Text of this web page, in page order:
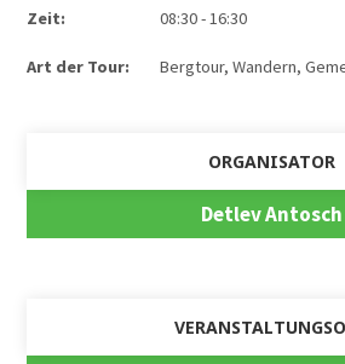
Zeit: 08:30 - 16:30
Art der Tour: Bergtour, Wandern,
ORGANISATOR
Detlev Antosch